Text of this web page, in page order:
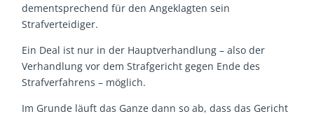
dementsprechend für den Angeklagten sein
Strafverteidiger.
Ein Deal ist nur in der Hauptverhandlung – also der
Verhandlung vor dem Strafgericht gegen Ende des
Strafverfahrens – möglich.
Im Grunde läuft das Ganze dann so ab, dass das Gericht